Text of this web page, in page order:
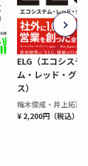
ELG（エコシステ
ム・レッド・グロ
ス）
梅木俊成・井上拓海
¥ 2,200円（税込）